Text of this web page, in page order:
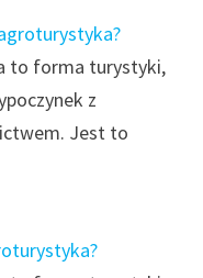
to forma turystyki,
z
Jest to